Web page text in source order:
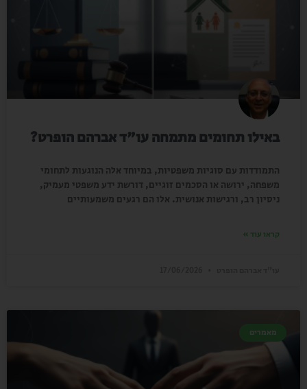
באילו תחומים מתמחה עו"ד אברהם הופרט?
התמודדות עם סוגיות משפטיות, במיוחד אלה הנוגעות לתחומי
משפחה, ירושה או הסכמים זוגיים, דורשת ידע משפטי מעמיק,
ניסיון רב, ורגישות אנושית. אלו הם רגעים משמעותיים
קראו עוד »
מאמרים